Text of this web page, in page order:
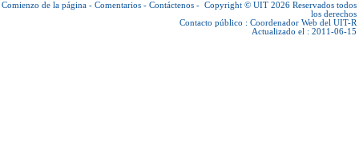
Comienzo de la página - Comentarios - Contáctenos - Copyright © UIT 2026 Reservados todos
los derechos
Contacto público : Coordenador Web del UIT-R
Actualizado el : 2011-06-15